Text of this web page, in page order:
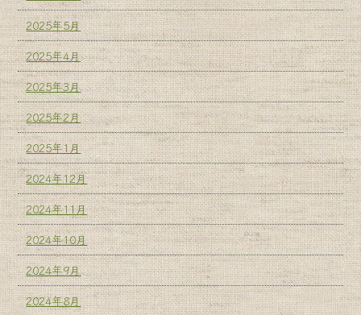
2025年5月
2025年4月
2025年3月
2025年2月
2025年1月
2024年12月
2024年11月
2024年10月
2024年9月
2024年8月